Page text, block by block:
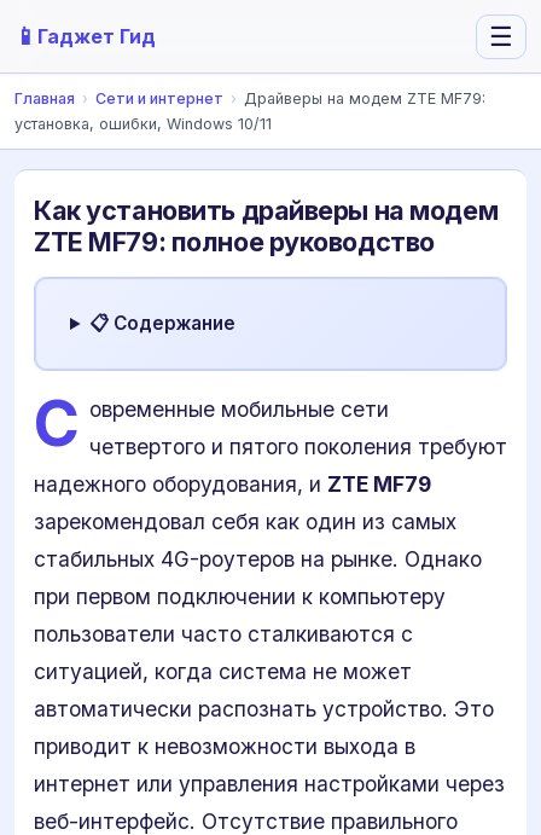
📱 Гаджет Гид ☰
Главная › Сети и интернет › Драйверы на модем ZTE MF79:
установка, ошибки, Windows 10/11
Как установить драйверы на модем
ZTE MF79: полное руководство
📋 Содержание
С овременные мобильные сети
четвертого и пятого поколения требуют
надежного оборудования, и ZTE MF79
зарекомендовал себя как один из самых
стабильных 4G-роутеров на рынке. Однако
при первом подключении к компьютеру
пользователи часто сталкиваются с
ситуацией, когда система не может
автоматически распознать устройство. Это
приводит к невозможности выхода в
интернет или управления настройками через
веб-интерфейс. Отсутствие правильного